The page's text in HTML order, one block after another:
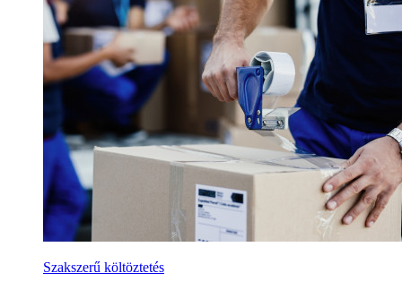
Szakszerű költöztetés